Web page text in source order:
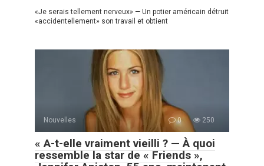
«Je serais tellement nerveux» — Un potier américain détruit
«accidentellement» son travail et obtient
Nouvelles 0 250
« A-t-elle vraiment vieilli ? — À quoi
ressemble la star de « Friends »,